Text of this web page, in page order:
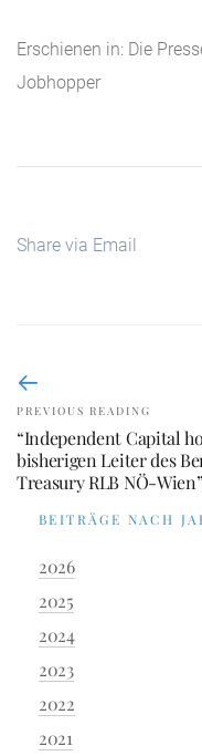
Erschienen in: Die
Jobhopper
Share via Email
PREVIOUS READING
“Independent Capital
bisherigen Leiter des
Treasury RLB NÖ-Wien”
BEITRÄGE NACH
2026
2025
2024
2023
2022
2021